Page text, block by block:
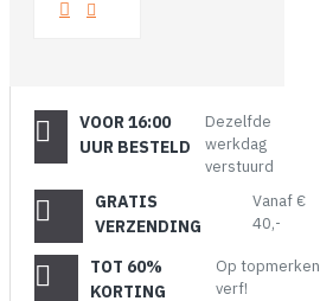
VOOR 16:00
UUR BESTELD
Dezelfde
werkdag
verstuurd
GRATIS
VERZENDING
Vanaf €
40,-
TOT 60%
KORTING
Op topmerken
verf!